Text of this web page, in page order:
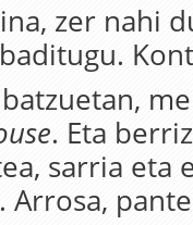
zer nahi
. Eta
sarria eta